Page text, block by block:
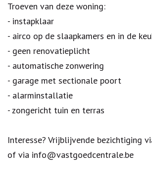
Troeven van deze woning:
- instapklaar
- airco op de slaapkamers en in de
- geen renovatieplicht
- automatische zonwering
- garage met sectionale poort
- alarminstallatie
- zongericht tuin en terras
Interesse? Vrijblijvende bezichtiging
of via info@vastgoedcentrale.be